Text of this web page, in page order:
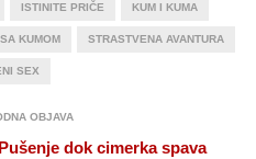
ISTINITE PRIČE KUM I KUMA
KUMOM STRASTVENA AVANTURA
SEX
OBJAVA
dok cimerka spava